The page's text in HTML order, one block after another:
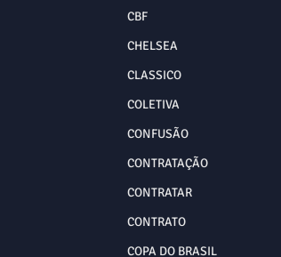
CBF
CHELSEA
CLASSICO
COLETIVA
CONFUSÃO
CONTRATAÇÃO
CONTRATAR
CONTRATO
COPA DO BRASIL